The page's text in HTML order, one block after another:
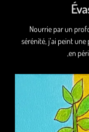
Nourrie par un
sérénité, j’ai peint
,en